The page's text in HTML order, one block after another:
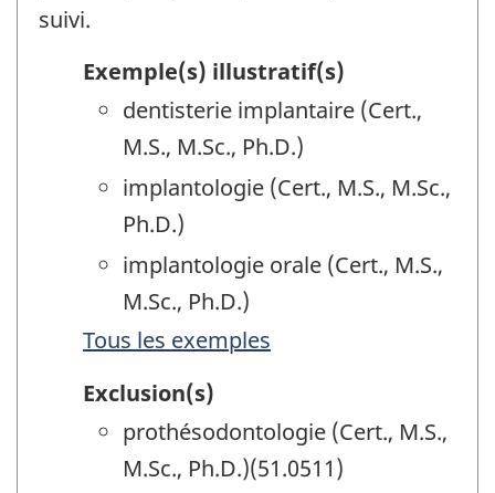
suivi.
Exemple(s) illustratif(s)
dentisterie implantaire (Cert.,
M.S., M.Sc., Ph.D.)
implantologie (Cert., M.S., M.Sc.,
Ph.D.)
implantologie orale (Cert., M.S.,
M.Sc., Ph.D.)
Tous les exemples
Exclusion(s)
prothésodontologie (Cert., M.S.,
M.Sc., Ph.D.)(51.0511)